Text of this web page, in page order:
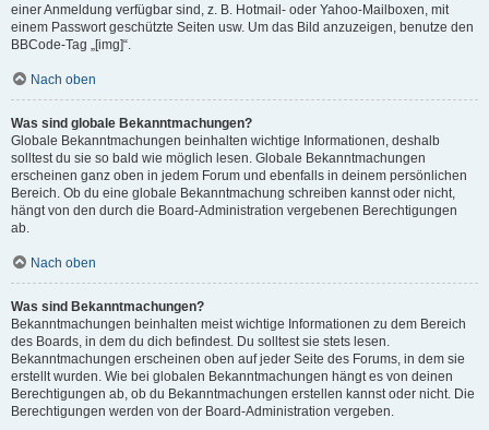
einer Anmeldung verfügbar sind, z. B. Hotmail- oder Yahoo-Mailboxen, mit
einem Passwort geschützte Seiten usw. Um das Bild anzuzeigen, benutze den
BBCode-Tag „[img]“.
Nach oben
Was sind globale Bekanntmachungen?
Globale Bekanntmachungen beinhalten wichtige Informationen, deshalb
solltest du sie so bald wie möglich lesen. Globale Bekanntmachungen
erscheinen ganz oben in jedem Forum und ebenfalls in deinem persönlichen
Bereich. Ob du eine globale Bekanntmachung schreiben kannst oder nicht,
hängt von den durch die Board-Administration vergebenen Berechtigungen
ab.
Nach oben
Was sind Bekanntmachungen?
Bekanntmachungen beinhalten meist wichtige Informationen zu dem Bereich
des Boards, in dem du dich befindest. Du solltest sie stets lesen.
Bekanntmachungen erscheinen oben auf jeder Seite des Forums, in dem sie
erstellt wurden. Wie bei globalen Bekanntmachungen hängt es von deinen
Berechtigungen ab, ob du Bekanntmachungen erstellen kannst oder nicht. Die
Berechtigungen werden von der Board-Administration vergeben.